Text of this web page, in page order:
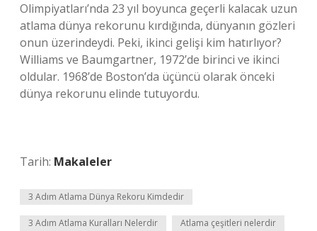
Olimpiyatları’nda 23 yıl boyunca geçerli kalacak uzun
atlama dünya rekorunu kırdığında, dünyanın gözleri
onun üzerindeydi. Peki, ikinci gelişi kim hatırlıyor?
Williams ve Baumgartner, 1972’de birinci ve ikinci
oldular. 1968’de Boston’da üçüncü olarak önceki
dünya rekorunu elinde tutuyordu.
Tarih: Makaleler
3 Adım Atlama Dünya Rekoru Kimdedir
3 Adım Atlama Kuralları Nelerdir Atlama çeşitleri nelerdir